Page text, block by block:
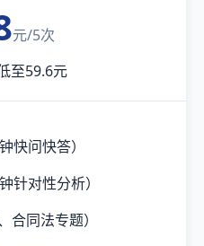
元/5次
至59.6元
快问快答）
针对性分析）
合同法专题）